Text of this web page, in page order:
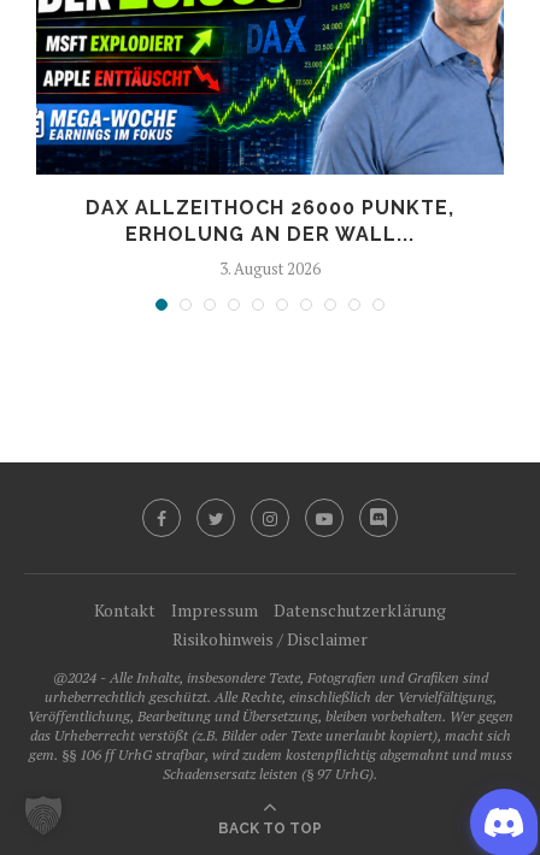
DAX ALLZEITHOCH 26000 PUNKTE,
ERHOLUNG AN DER WALL...
3. August 2026
Kontakt Impressum
Datenschutzerklärung
Risikohinweis / Disclaimer
@2024 - Alle Inhalte, insbesondere Texte, Fotografien und Grafiken sind
urheberrechtlich geschützt. Alle Rechte, einschließlich der Vervielfältigung,
Veröffentlichung, Bearbeitung und Übersetzung, bleiben vorbehalten. Wer gegen
das Urheberrecht verstößt (z.B. Bilder oder Texte unerlaubt kopiert), macht sich
gem. §§ 106 ff UrhG strafbar, wird zudem kostenpflichtig abgemahnt und muss
Schadensersatz leisten (§ 97 UrhG).
BACK TO TOP